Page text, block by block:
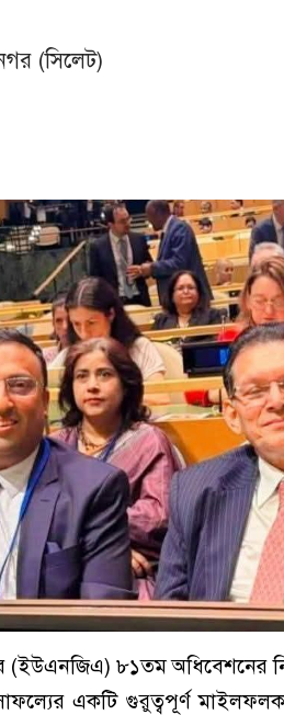
(সিলেট)
(ইউএনজিএ) ৮১তম অধিবেশনের
একটি গুরুত্বপূর্ণ মাইলফলক